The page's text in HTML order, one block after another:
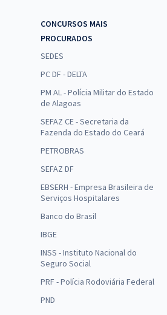
CONCURSOS MAIS
PROCURADOS
SEDES
PC DF - DELTA
PM AL - Polícia Militar do Estado
de Alagoas
SEFAZ CE - Secretaria da
Fazenda do Estado do Ceará
PETROBRAS
SEFAZ DF
EBSERH - Empresa Brasileira de
Serviços Hospitalares
Banco do Brasil
IBGE
INSS - Instituto Nacional do
Seguro Social
PRF - Polícia Rodoviária Federal
PND